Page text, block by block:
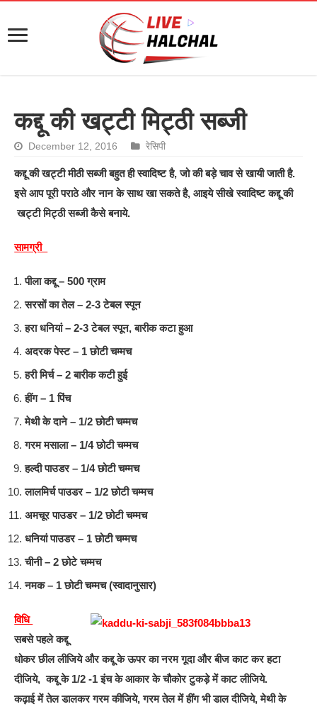
कद्दू की खट्टी मिट्ठी सब्जी
December 12, 2016 रेसिपी
कद्दू की खट्टी मीठी सब्जी बहुत ही स्वादिष्ट है, जो की बड़े चाव से खायी जाती है.
इसे आप पूरी पराठे और नान के साथ खा सकते है, आइये सीखे स्वादिष्ट कद्दू की
खट्टी मिट्ठी सब्जी कैसे बनाये.
सामग्री
पीला कद्दू – 500 ग्राम
सरसों का तेल – 2-3 टेबल स्पून
हरा धनियां – 2-3 टेबल स्पून, बारीक कटा हुआ
अदरक पेस्ट – 1 छोटी चम्मच
हरी मिर्च – 2 बारीक कटी हुई
हींग – 1 पिंच
मेथी के दाने – 1/2 छोटी चम्मच
गरम मसाला – 1/4 छोटी चम्मच
हल्दी पाउडर – 1/4 छोटी चम्मच
लालमिर्च पाउडर – 1/2 छोटी चम्मच
अमचूर पाउडर – 1/2 छोटी चम्मच
धनियां पाउडर – 1 छोटी चम्मच
चीनी – 2 छोटे चम्मच
नमक – 1 छोटी चम्मच (स्वादानुसार)
विधि
सबसे पहले कद्दू
धोकर छील लीजिये और कद्दू के ऊपर का नरम गूदा और बीज काट कर हटा
दीजिये, कद्दू के 1/2 -1 इंच के आकार के चौकोर टुकड़े में काट लीजिये.
कढ़ाई में तेल डालकर गरम कीजिये, गरम तेल में हींग भी डाल दीजिये, मेथी के